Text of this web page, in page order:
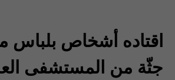
اقتاده أشخاص بلباس
جثّة من المستشفى